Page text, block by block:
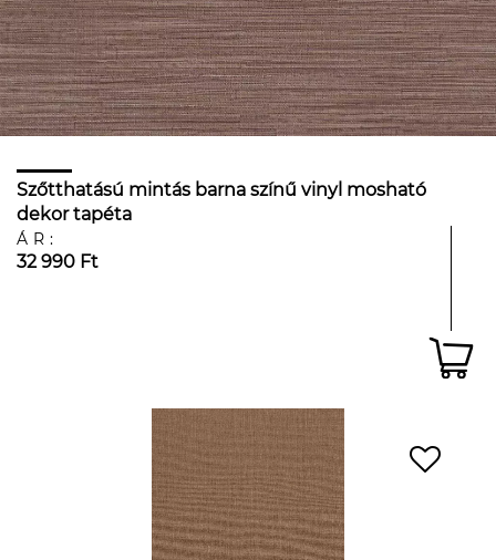
Szőtthatású mintás barna színű vinyl mosható
dekor tapéta
ÁR:
32 990 Ft